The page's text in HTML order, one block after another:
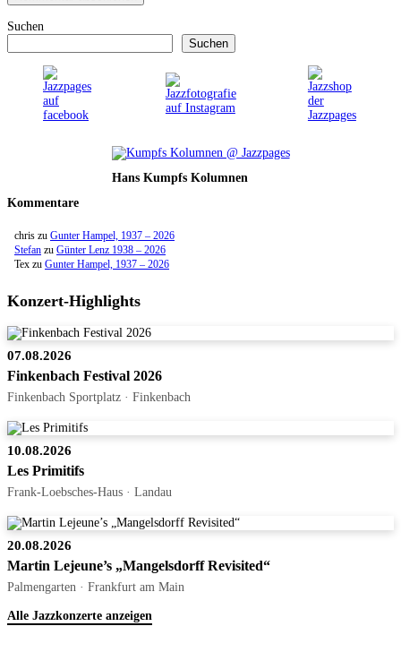
Suchen
Suchen
Hans Kumpfs Kolumnen
Kommentare
chris zu Gunter Hampel, 1937 – 2026
Stefan zu Günter Lenz 1938 – 2026
Tex zu Gunter Hampel, 1937 – 2026
Konzert-Highlights
07.08.2026
Finkenbach Festival 2026
Finkenbach Sportplatz · Finkenbach
10.08.2026
Les Primitifs
Frank-Loebsches-Haus · Landau
20.08.2026
Martin Lejeune’s „Mangelsdorff Revisited“
Palmengarten · Frankfurt am Main
Alle Jazzkonzerte anzeigen